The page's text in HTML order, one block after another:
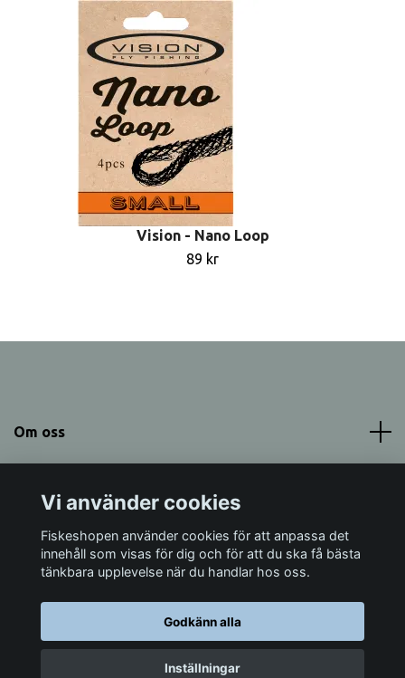
Vision - Nano Loop
89 kr
Om oss
Sociala medier
© 2026 Fiskeshopen Mörrum
Vi använder cookies
Fiskeshopen använder cookies för att anpassa det
innehåll som visas för dig och för att du ska få bästa
tänkbara upplevelse när du handlar hos oss.
Godkänn alla
Inställningar